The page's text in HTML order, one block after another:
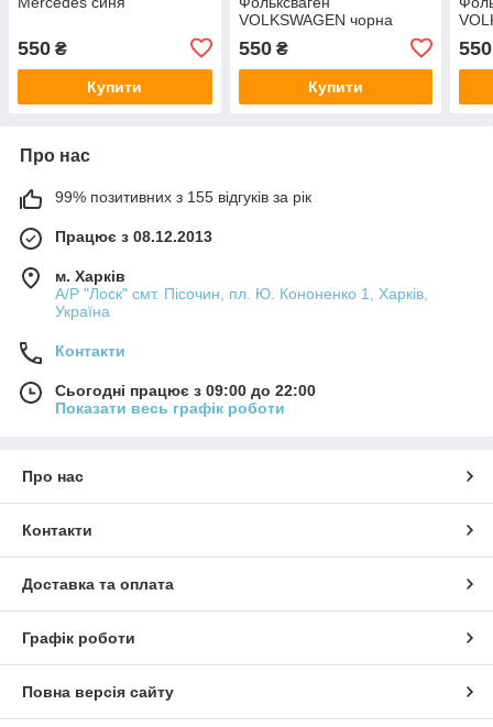
550 ₴
Купити
VOLKSWAGEN чорна
550₴
Купити
550
Про нас
99% позитивних з 155 відгуків за рік
Працює з 08.12.2013
м. Харків
А/Р "Лоск" смт. Пісочин, пл. Ю. Кононенко 1, Харків,
Україна
Контакти
Сьогодні працює з 09:00 до 22:00
Показати весь графік роботи
Про нас
Контакти
Доставка та оплата
Графік роботи
Повна версія сайту